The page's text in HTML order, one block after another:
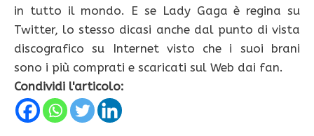
in tutto il mondo. E se Lady Gaga è regina su
Twitter, lo stesso dicasi anche dal punto di vista
discografico su Internet visto che i suoi brani
sono i più comprati e scaricati sul Web dai fan.
Condividi l'articolo: